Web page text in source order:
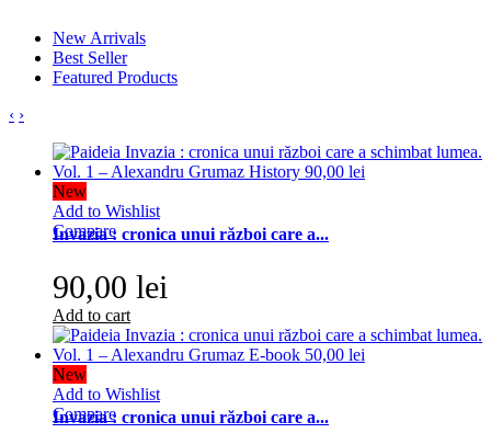
New Arrivals
Best Seller
Featured Products
‹ ›
New
Add to Wishlist
Compare
Invazia : cronica unui război care a...
90,00 lei
Add to cart
New
Add to Wishlist
Compare
Invazia : cronica unui război care a...